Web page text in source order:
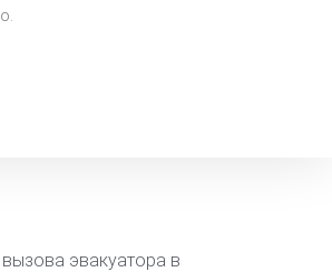
эвакуатора в